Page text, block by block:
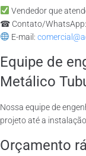
Vendedor que
☎ Contato/
E-mail:
Equipe de
Metálico
Nossa equipe de
projeto até a instalação.
Orçamento